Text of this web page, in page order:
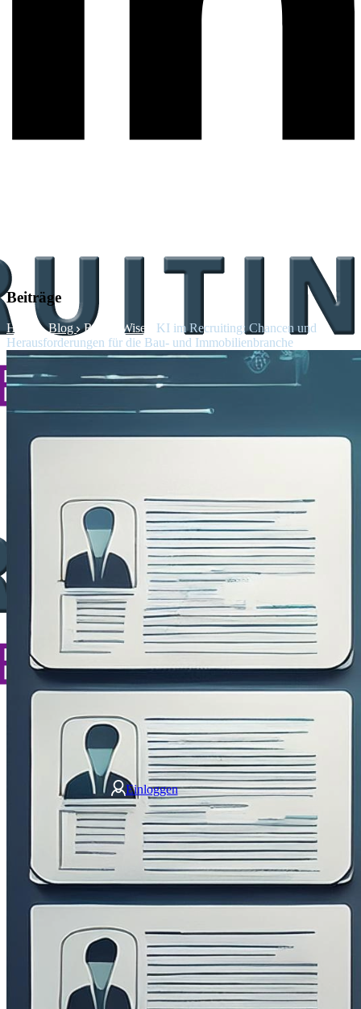
Einloggen
Für
Talente
Beiträge
Home Blog RecruitWise
KI im Recruiting: Chancen und
Herausforderungen für die Bau- und Immobilienbranche